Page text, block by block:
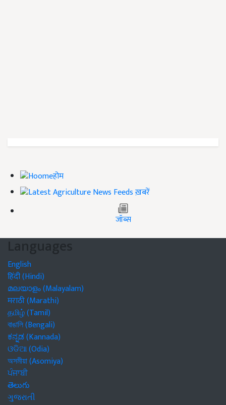
होम
ख़बरें
जॉब्स
Languages
English
हिंदी (Hindi)
മലയാളം (Malayalam)
मराठी (Marathi)
தமிழ் (Tamil)
বাঙালি (Bengali)
ಕನ್ನಡ (Kannada)
ଓଡିଆ (Odia)
অসমীয়া (Asomiya)
ਪੰਜਾਬੀ
తెలుగు
ગુજરાતી